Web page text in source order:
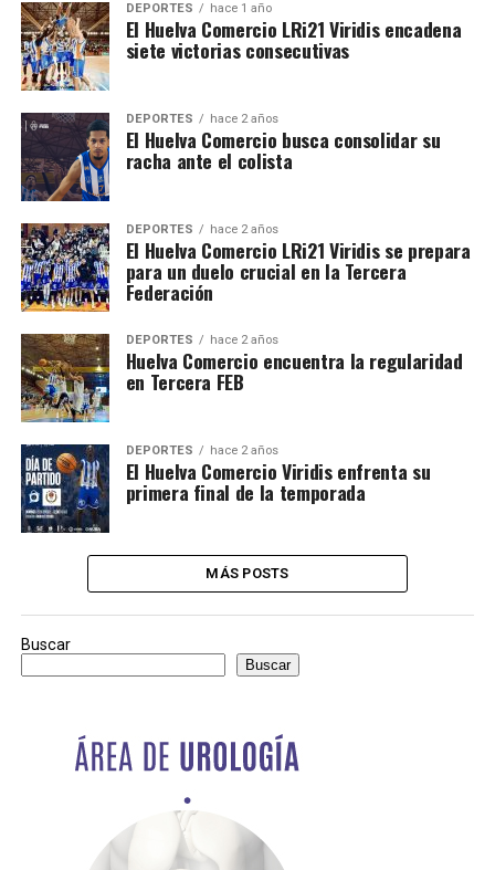
DEPORTES hace 1 año
El Huelva Comercio LRi21 Viridis encadena
siete victorias consecutivas
DEPORTES hace 2 años
El Huelva Comercio busca consolidar su
racha ante el colista
DEPORTES hace 2 años
El Huelva Comercio LRi21 Viridis se prepara
para un duelo crucial en la Tercera
Federación
DEPORTES hace 2 años
Huelva Comercio encuentra la regularidad
en Tercera FEB
DEPORTES hace 2 años
El Huelva Comercio Viridis enfrenta su
primera final de la temporada
MÁS POSTS
Buscar
Buscar